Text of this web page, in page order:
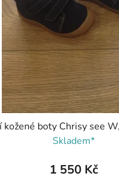
kožené boty Chrisy see
Skladem*
1 550 Kč